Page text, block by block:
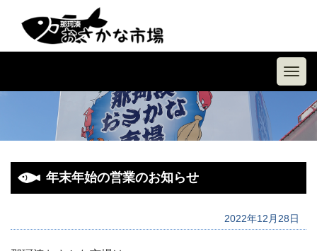
年末年始の営業のお知らせ
2022年12月28日